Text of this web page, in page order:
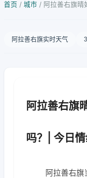
首页 / 城市 / 阿拉善右旗晴
阿拉善右旗实时天气
阿拉善右旗
吗？| 今日
阿拉善右旗